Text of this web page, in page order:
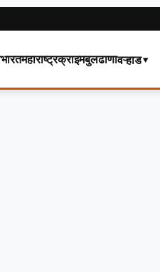
भारतमहाराष्ट्रक्राइमबुलढाणावऱ्हाड▾